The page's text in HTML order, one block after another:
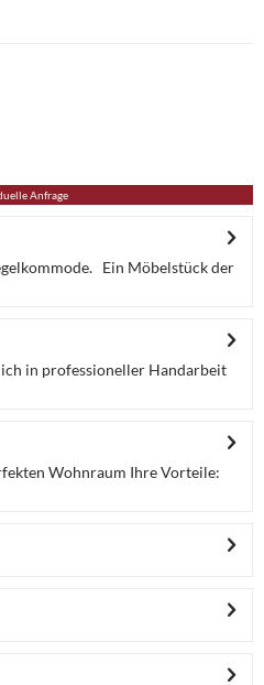
Anfrage
Ein Möbelstück der
in professioneller Handarbeit
Wohnraum Ihre Vorteile: